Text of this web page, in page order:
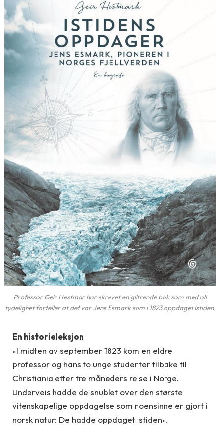
Professor Geir Hestmar har skrevet en glitrende bok som med all
tydelighet forteller at det var Jens Esmark som i 1823 oppdaget Istiden.
En historieleksjon
«I midten av september 1823 kom en eldre
professor og hans to unge studenter tilbake til
Christiania etter tre måneders reise i Norge.
Underveis hadde de snublet over den største
vitenskapelige oppdagelse som noensinne er gjort i
norsk natur: De hadde oppdaget Istiden».